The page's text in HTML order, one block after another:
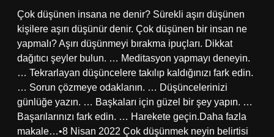
Çok düşünen insana ne denir? Sürekli aşırı düşünen
kişilere aşırı düşünür denir. Çok düşünen bir insan ne
yapmalı? Aşırı düşünmeyi bırakma ipuçları. Dikkat
dağıtıcı şeyler bulun. … Meditasyon yapmayı deneyin.
… Tekrarlayan düşüncelere takılıp kaldığınızı fark edin.
… Sorun çözmeye odaklanın. … Düşüncelerinizi
günlüğe yazın. … Başkaları için güzel bir şey yapın. …
Başarılarınızı fark edin. … Harekete geçin.Daha fazla
makale…•8 Nisan 2022 Çok düşünmek neyin belirtisi